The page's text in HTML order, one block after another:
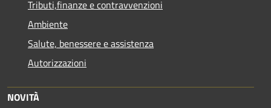
Tributi,finanze e contravvenzioni
Ambiente
Salute, benessere e assistenza
Autorizzazioni
NOVITÀ